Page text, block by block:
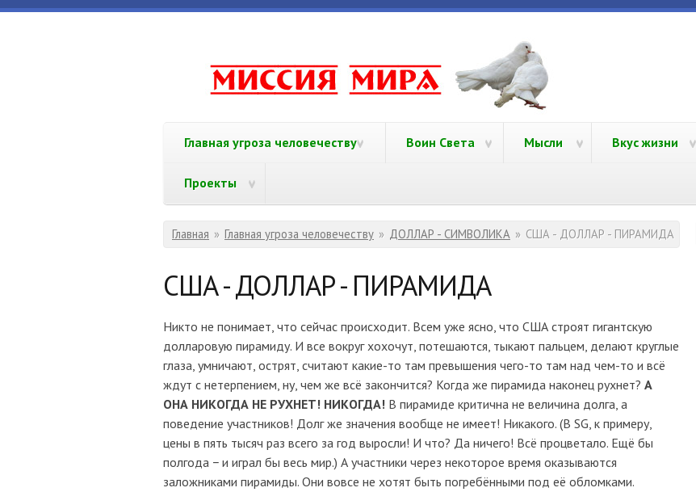
www.missiyamira.ru
Главная угроза человечеству Воин Света Мысли Вкус жизни
Проекты
Вы здесь
Главная » Главная угроза человечеству » ДОЛЛАР - СИМВОЛИКА » США - ДОЛЛАР - ПИРАМИДА
США - ДОЛЛАР - ПИРАМИДА
Никто не понимает, что сейчас происходит. Всем уже ясно, что США строят гигантскую
долларовую пирамиду. И все вокруг хохочут, потешаются, тыкают пальцем, делают круглые
глаза, умничают, острят, считают какие-то там превышения чего-то там над чем-то и всё
ждут с нетерпением, ну, чем же всё закончится? Когда же пирамида наконец рухнет? А
ОНА НИКОГДА НЕ РУХНЕТ! НИКОГДА! В пирамиде критична не величина долга, а
поведение участников! Долг же значения вообще не имеет! Никакого. (В SG, к примеру,
цены в пять тысяч раз всего за год выросли! И что? Да ничего! Всё процветало. Ещё бы
полгода − и играл бы весь мир.) А участники через некоторое время оказываются
заложниками пирамиды. Они вовсе не хотят быть погребёнными под её обломками.